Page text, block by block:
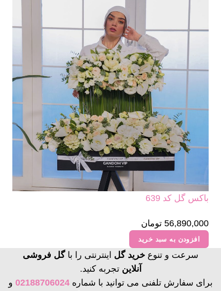
باکس گل کد 639
56,890,000 تومان
افزودن به سبد خرید
سرعت و تنوع خرید گل اینترنتی را باگل فروشی
آنلاین تجربه کنید.
برای سفارش تلفنی می توانید با شماره 02188706024 و